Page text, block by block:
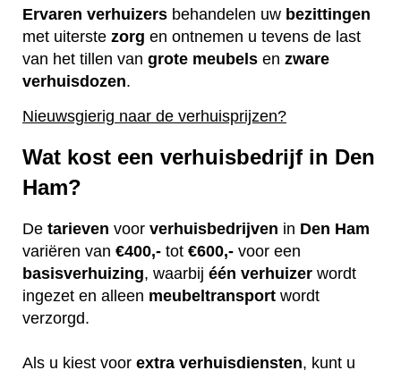
Ervaren verhuizers behandelen uw bezittingen
met uiterste zorg en ontnemen u tevens de last
van het tillen van grote meubels en zware
verhuisdozen.
Nieuwsgierig naar de verhuisprijzen?
Wat kost een verhuisbedrijf in Den
Ham?
De tarieven voor verhuisbedrijven in Den Ham
variëren van €400,- tot €600,- voor een
basisverhuizing, waarbij één verhuizer wordt
ingezet en alleen meubeltransport wordt
verzorgd.
Als u kiest voor extra verhuisdiensten, kunt u